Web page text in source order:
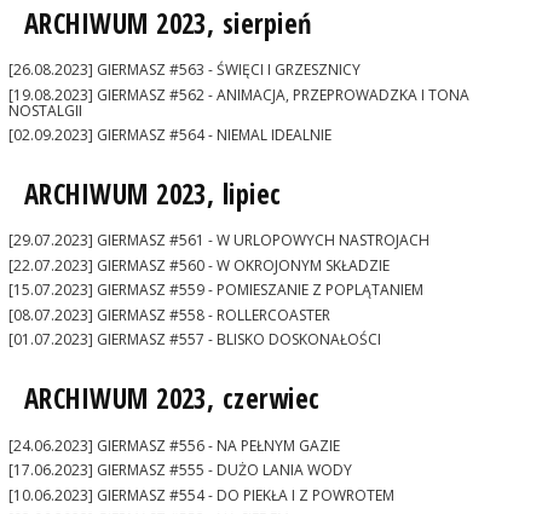
ARCHIWUM 2023, sierpień
[26.08.2023] GIERMASZ #563 - ŚWIĘCI I GRZESZNICY
[19.08.2023] GIERMASZ #562 - ANIMACJA, PRZEPROWADZKA I TONA
NOSTALGII
[02.09.2023] GIERMASZ #564 - NIEMAL IDEALNIE
ARCHIWUM 2023, lipiec
[29.07.2023] GIERMASZ #561 - W URLOPOWYCH NASTROJACH
[22.07.2023] GIERMASZ #560 - W OKROJONYM SKŁADZIE
[15.07.2023] GIERMASZ #559 - POMIESZANIE Z POPLĄTANIEM
[08.07.2023] GIERMASZ #558 - ROLLERCOASTER
[01.07.2023] GIERMASZ #557 - BLISKO DOSKONAŁOŚCI
ARCHIWUM 2023, czerwiec
[24.06.2023] GIERMASZ #556 - NA PEŁNYM GAZIE
[17.06.2023] GIERMASZ #555 - DUŻO LANIA WODY
[10.06.2023] GIERMASZ #554 - DO PIEKŁA I Z POWROTEM